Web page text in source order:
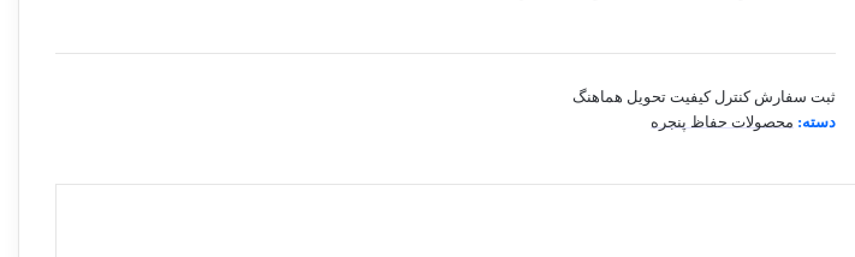
ثبت سفارش کنترل کیفیت تحویل هماهنگ
دسته: محصولات حفاظ پنجره